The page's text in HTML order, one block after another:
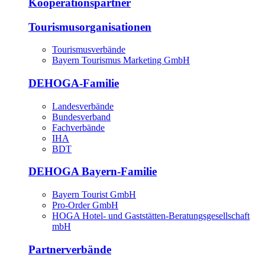
Kooperationspartner
Tourismusorganisationen
Tourismusverbände
Bayern Tourismus Marketing GmbH
DEHOGA-Familie
Landesverbände
Bundesverband
Fachverbände
IHA
BDT
DEHOGA Bayern-Familie
Bayern Tourist GmbH
Pro-Order GmbH
HOGA Hotel- und Gaststätten-Beratungsgesellschaft
mbH
Partnerverbände